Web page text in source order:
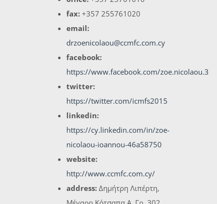
fax: +357 255761020
email:
drzoenicolaou@ccmfc.com.cy
facebook:
https://www.facebook.com/zoe.nicolaou.3
twitter:
https://twitter.com/icmfs2015
linkedin:
https://cy.linkedin.com/in/zoe-
nicolaou-ioannou-46a58750
website:
http://www.ccmfc.com.cy/
address: Δημήτρη Λιπέρτη,